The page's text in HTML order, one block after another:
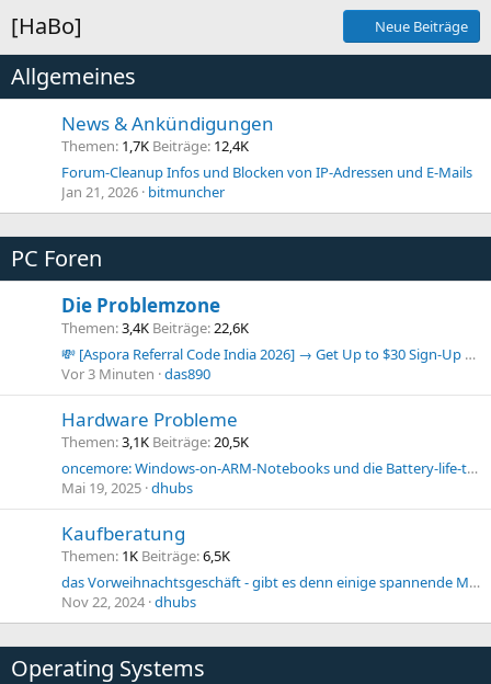
[HaBo] Neue Beiträge
Allgemeines
News & Ankündigungen
Themen 1,7K Beiträge 12,4K
Forum-Cleanup Infos und Blocken von IP-Adressen und E-Mails
Jan 21, 2026 bitmuncher
PC Foren
Die Problemzone
Themen 3,4K Beiträge 22,6K
💸 [Aspora Referral Code India 2026] → Get Up to $30 Sign-Up Bonus Instantly ⚡
Vor 3 Minuten das890
Hardware Probleme
Themen 3,1K Beiträge 20,5K
oncemore: Windows-on-ARM-Notebooks und die Battery-life-time...
Mai 19, 2025 dhubs
Kaufberatung
Themen 1K Beiträge 6,5K
das Vorweihnachtsgeschäft - gibt es denn einige spannende Modelle im Bereich Smartphone?
Nov 22, 2024 dhubs
Operating Systems